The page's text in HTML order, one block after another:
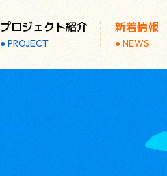
プロジェクト紹介
PROJECT
新着情報
NEWS